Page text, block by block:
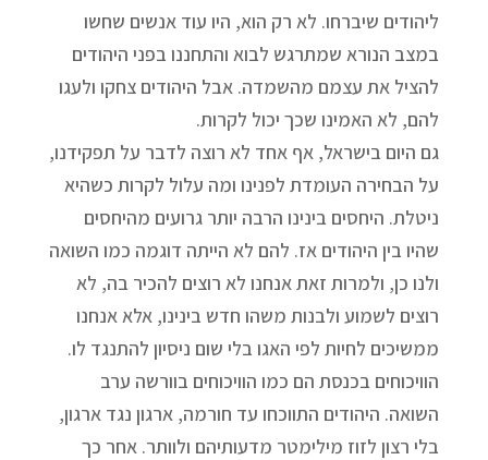
ליהודים שיברחו. לא רק הוא, היו עוד אנשים שחשו
במצב הנורא שמתרגש לבוא והתחננו בפני היהודים
להציל את עצמם מהשמדה. אבל היהודים צחקו ולעגו
להם, לא האמינו שכך יכול לקרות.
גם היום בישראל, אף אחד לא רוצה לדבר על תפקידנו,
על הבחירה העומדת לפנינו ומה עלול לקרות כשהיא
ניטלת. היחסים בינינו הרבה יותר גרועים מהיחסים
שהיו בין היהודים אז. להם לא הייתה דוגמה כמו השואה
ולנו כן, ולמרות זאת אנחנו לא רוצים להכיר בה, לא
רוצים לשמוע ולבנות משהו חדש בינינו, אלא אנחנו
ממשיכים לחיות לפי האגו בלי שום ניסיון להתנגד לו.
הוויכוחים בכנסת הם כמו הוויכוחים בוורשה ערב
השואה. היהודים התווכחו עד חורמה, ארגון נגד ארגון,
בלי רצון לזוז מילימטר מדעותיהם ולוותר. אחר כך